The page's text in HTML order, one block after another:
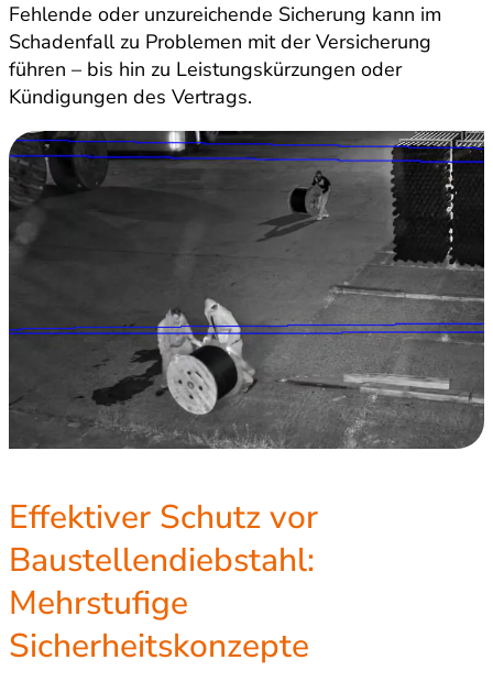
Fehlende oder unzureichende Sicherung kann im
Schadenfall zu Problemen mit der Versicherung
führen – bis hin zu Leistungskürzungen oder
Kündigungen des Vertrags.
Effektiver Schutz vor
Baustellendiebstahl:
Mehrstufige
Sicherheitskonzepte